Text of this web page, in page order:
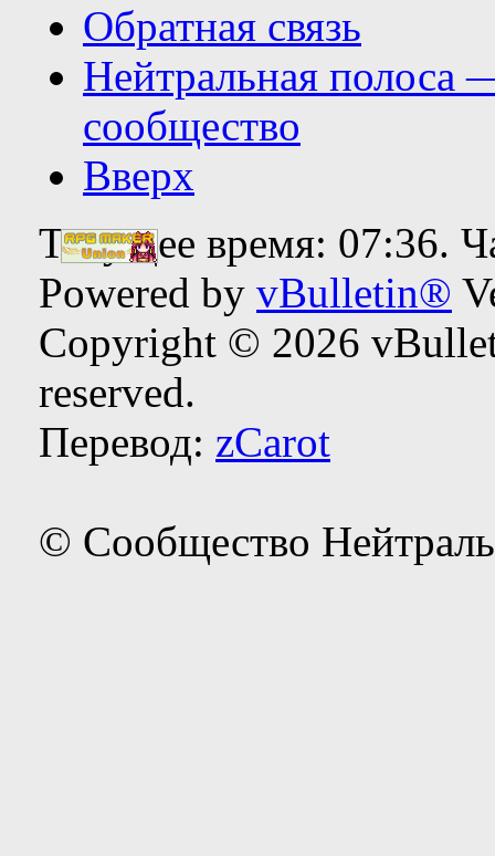
Обратная связь
Нейтральная полоса
сообщество
Вверх
Текущее время: 07:36.
Powered by vBulletin®
Copyright © 2026
reserved.
Перевод: zCarot
© Сообщество